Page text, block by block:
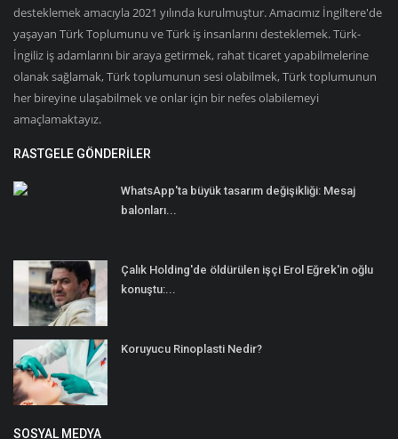
desteklemek amacıyla 2021 yılında kurulmuştur. Amacımız İngiltere'de
yaşayan Türk Toplumunu ve Türk iş insanlarını desteklemek. Türk-
İngiliz iş adamlarını bir araya getirmek, rahat ticaret yapabilmelerine
olanak sağlamak, Türk toplumunun sesi olabilmek, Türk toplumunun
her bireyine ulaşabilmek ve onlar için bir nefes olabilemeyi
amaçlamaktayız.
RASTGELE GÖNDERILER
WhatsApp'ta büyük tasarım değişikliği: Mesaj
balonları...
Çalık Holding'de öldürülen işçi Erol Eğrek'in oğlu
konuştu:...
Koruyucu Rinoplasti Nedir?
SOSYAL MEDYA